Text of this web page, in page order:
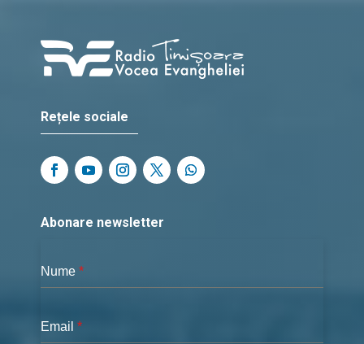
Rețele sociale
Abonare newsletter
Nume *
Email *